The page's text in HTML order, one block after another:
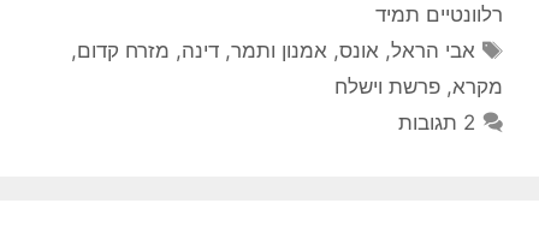
רלוונטיים תמיד
תגיות
אבי הראל, אונס, אמנון ותמר,דינה, מזרח קדום,
מקרא, פרשת וישלח
2 תגובות